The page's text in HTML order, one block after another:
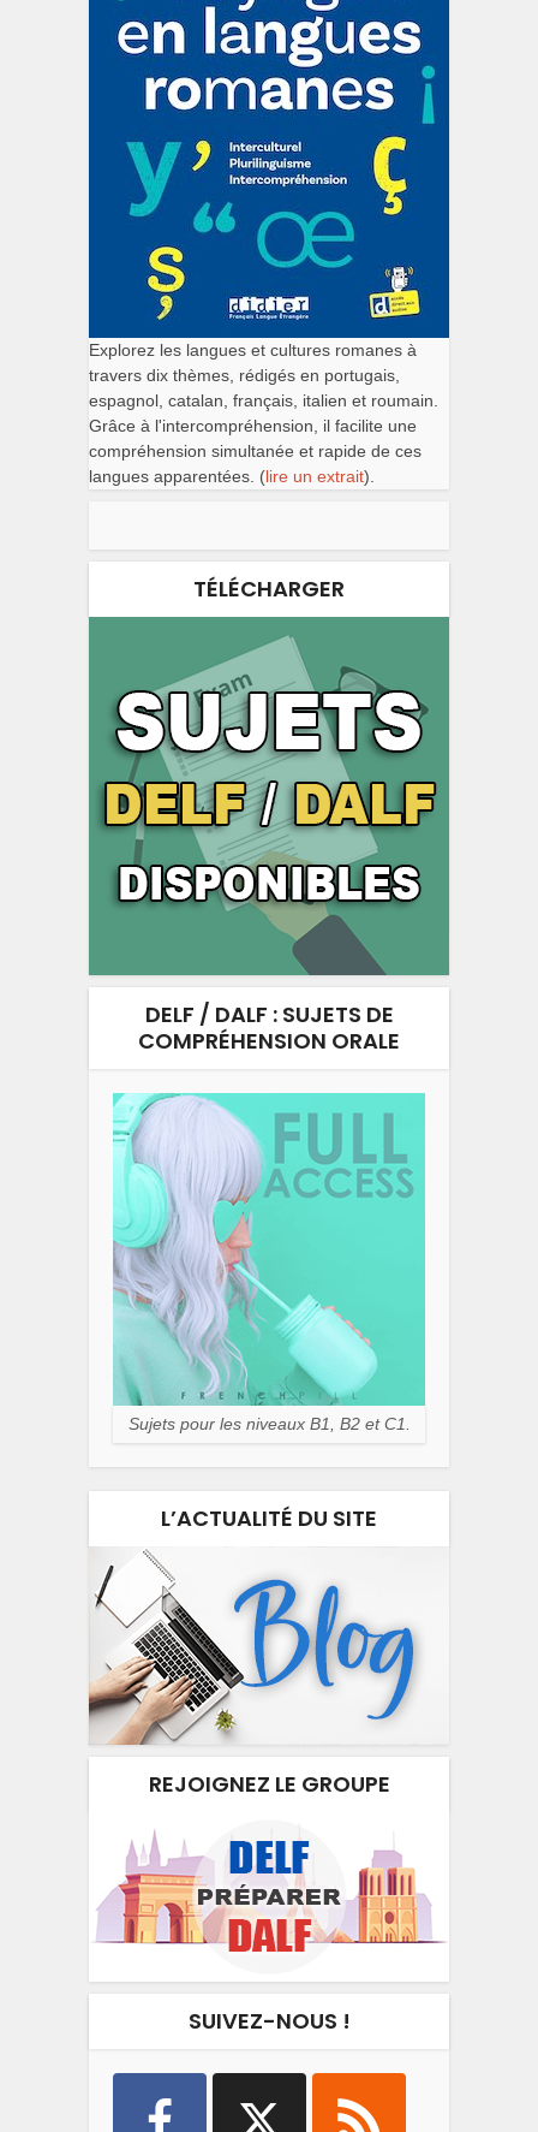
Explorez les langues et cultures romanes à
travers dix thèmes, rédigés en portugais,
espagnol, catalan, français, italien et roumain.
Grâce à l'intercompréhension, il facilite une
compréhension simultanée et rapide de ces
langues apparentées. (lire un extrait).
TÉLÉCHARGER
DELF / DALF : SUJETS DE
COMPRÉHENSION ORALE
Sujets pour les niveaux B1, B2 et C1.
L’ACTUALITÉ DU SITE
REJOIGNEZ LE GROUPE
SUIVEZ-NOUS !